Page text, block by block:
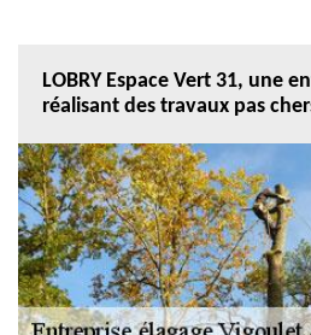
LOBRY Espace Vert 31, une
réalisant des travaux pas